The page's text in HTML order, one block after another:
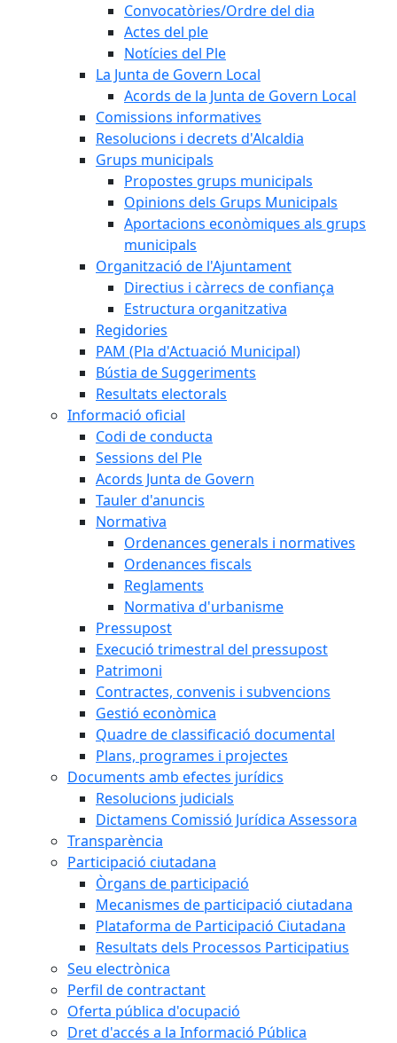
Convocatòries/Ordre del dia
Actes del ple
Notícies del Ple
La Junta de Govern Local
Acords de la Junta de Govern Local
Comissions informatives
Resolucions i decrets d'Alcaldia
Grups municipals
Propostes grups municipals
Opinions dels Grups Municipals
Aportacions econòmiques als grups
municipals
Organització de l'Ajuntament
Directius i càrrecs de confiança
Estructura organitzativa
Regidories
PAM (Pla d'Actuació Municipal)
Bústia de Suggeriments
Resultats electorals
Informació oficial
Codi de conducta
Sessions del Ple
Acords Junta de Govern
Tauler d'anuncis
Normativa
Ordenances generals i normatives
Ordenances fiscals
Reglaments
Normativa d'urbanisme
Pressupost
Execució trimestral del pressupost
Patrimoni
Contractes, convenis i subvencions
Gestió econòmica
Quadre de classificació documental
Plans, programes i projectes
Documents amb efectes jurídics
Resolucions judicials
Dictamens Comissió Jurídica Assessora
Transparència
Participació ciutadana
Òrgans de participació
Mecanismes de participació ciutadana
Plataforma de Participació Ciutadana
Resultats dels Processos Participatius
Seu electrònica
Perfil de contractant
Oferta pública d'ocupació
Dret d'accés a la Informació Pública